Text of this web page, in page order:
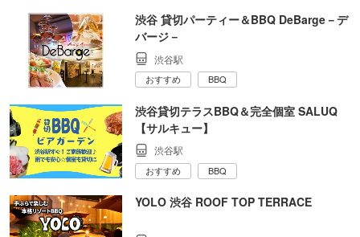
渋谷 貸切パーティー＆BBQ DeBarge－デ
バージ－
渋谷駅
おすすめ BBQ
渋谷貸切テラスBBQ＆完全個室 SALUQ
【サルキュー】
渋谷駅
おすすめ BBQ
YOLO 渋谷 ROOF TOP TERRACE